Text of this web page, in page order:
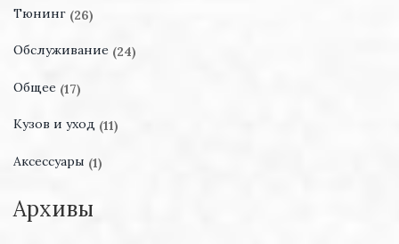
Тюнинг (26)
Обслуживание (24)
Общее (17)
Кузов и уход (11)
Аксессуары (1)
Архивы